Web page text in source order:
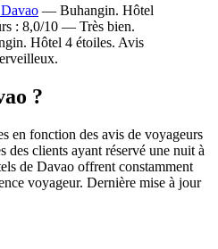
— Buhangin. Hôtel
: 8,0/10 — Très bien.
Hôtel 4 étoiles. Avis
?
en fonction des avis de voyageurs
des clients ayant réservé une nuit à
de Davao offrent constamment
voyageur. Dernière mise à jour